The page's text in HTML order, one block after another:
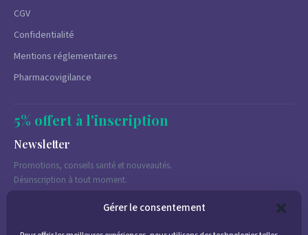
Gérer le consentement
CGV
Confidentialité
Mentions réglementaires
Pharmacovigilance
5% offert à l'inscription
Newsletter
Promotions, conseils santé et nouveautés.
Désinscription à tout moment.